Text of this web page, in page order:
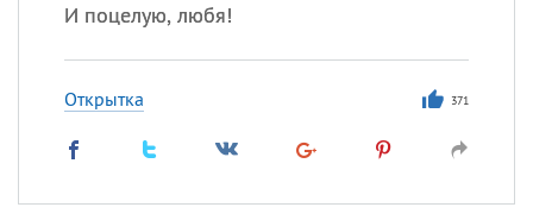
И поцелую, любя!
Открытка 371